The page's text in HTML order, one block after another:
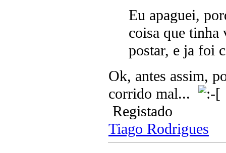
Eu apaguei,
coisa que tinha
postar, e ja foi
Ok, antes assim,
corrido mal...
Registado
Tiago Rodrigues